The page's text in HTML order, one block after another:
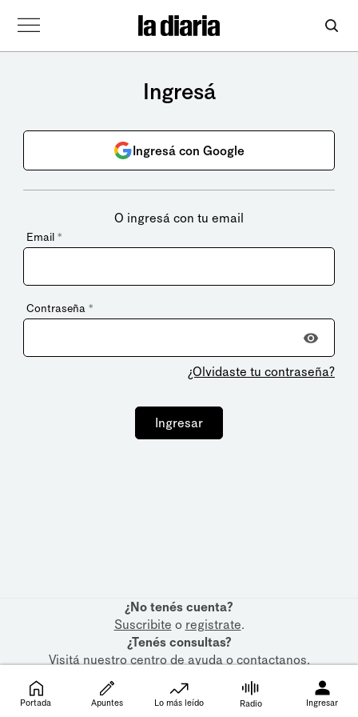
Ingresá
Ingresá con Google
O ingresá con tu email
Email *
Contraseña *
¿Olvidaste tu contraseña?
Ingresar
¿No tenés cuenta?
Suscribite o registrate.
¿Tenés consultas?
Visitá nuestrocentro de ayudaocontactanos.
Portada Apuntes Lo más leído Radio Ingresar